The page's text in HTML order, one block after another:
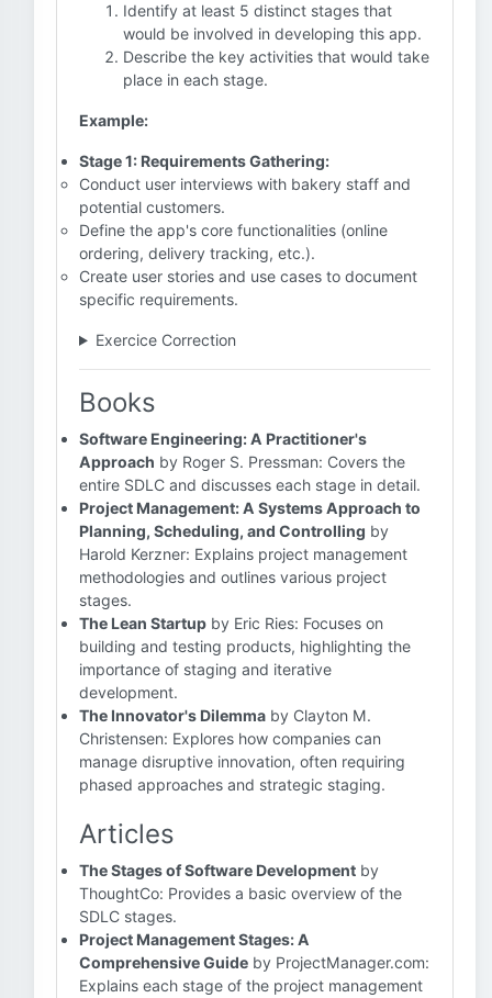
Identify at least 5 distinct stages that
would be involved in developing this app.
Describe the key activities that would take
place in each stage.
Example:
Stage 1: Requirements Gathering:
Conduct user interviews with bakery staff and
potential customers.
Define the app's core functionalities (online
ordering, delivery tracking, etc.).
Create user stories and use cases to document
specific requirements.
Exercice Correction
Books
Software Engineering: A Practitioner's
Approach by Roger S. Pressman: Covers the
entire SDLC and discusses each stage in detail.
Project Management: A Systems Approach to
Planning, Scheduling, and Controlling by
Harold Kerzner: Explains project management
methodologies and outlines various project
stages.
The Lean Startup by Eric Ries: Focuses on
building and testing products, highlighting the
importance of staging and iterative
development.
The Innovator's Dilemma by Clayton M.
Christensen: Explores how companies can
manage disruptive innovation, often requiring
phased approaches and strategic staging.
Articles
The Stages of Software Development by
ThoughtCo: Provides a basic overview of the
SDLC stages.
Project Management Stages: A
Comprehensive Guide by ProjectManager.com:
Explains each stage of the project management